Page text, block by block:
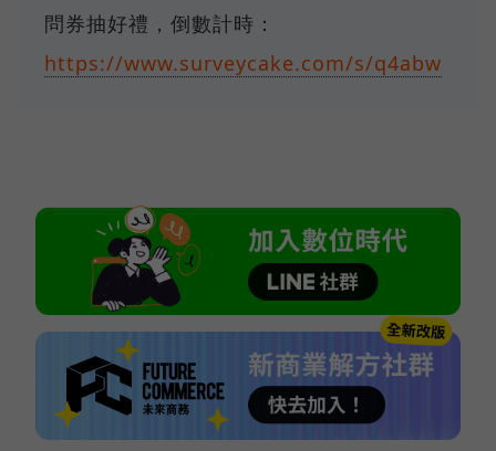
問券抽好禮，倒數計時：
https://www.surveycake.com/s/q4abw